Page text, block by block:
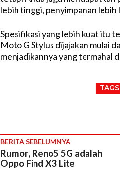
lebih tinggi, penyimpanan lebih
Spesifikasi yang lebih kuat itu
Moto G Stylus dijajakan mulai
menjadikannya yang termahal
TAGS
BERITA SEBELUMNYA
Rumor, Reno5 5G adalah
Oppo Find X3 Lite